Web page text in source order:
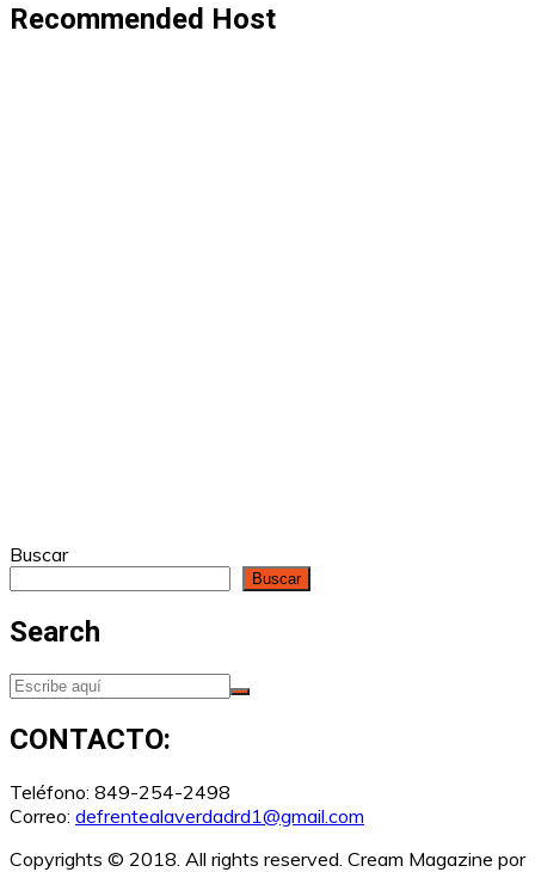
Recommended Host
Buscar
Buscar
Search
CONTACTO:
Teléfono: 849-254-2498
Correo: defrentealaverdadrd1@gmail.com
Copyrights © 2018. All rights reserved. Cream Magazine por